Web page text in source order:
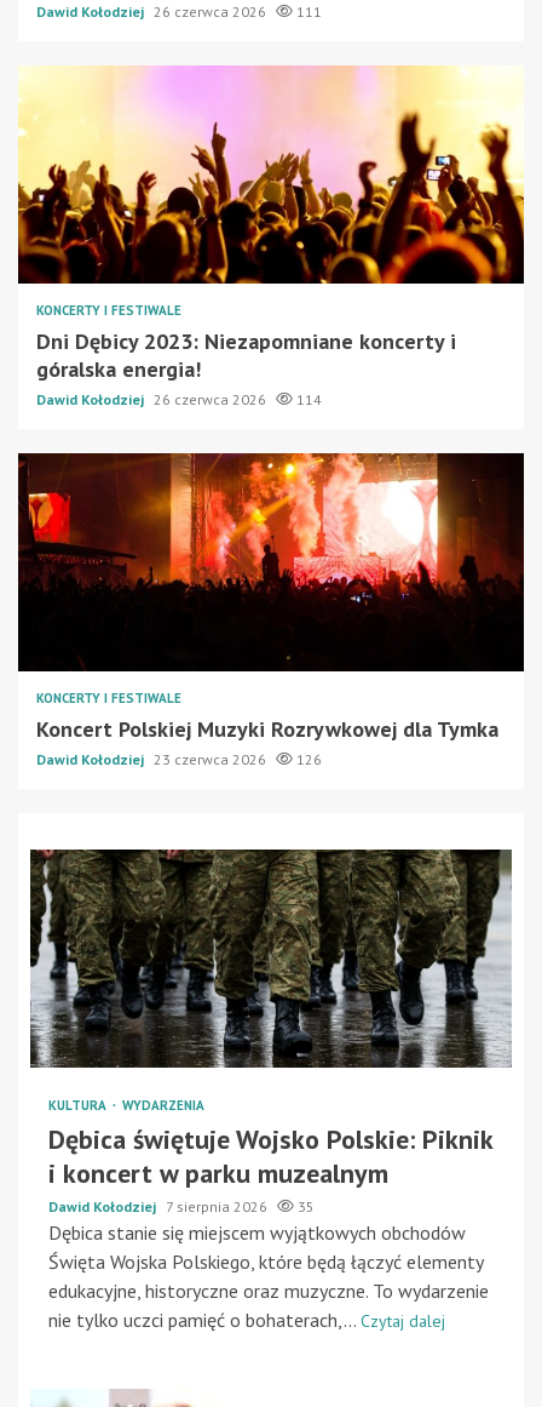
Dawid Kołodziej 26 czerwca 2026 111
KONCERTY I FESTIWALE
Dni Dębicy 2023: Niezapomniane koncerty i
góralska energia!
Dawid Kołodziej 26 czerwca 2026 114
KONCERTY I FESTIWALE
Koncert Polskiej Muzyki Rozrywkowej dla Tymka
Dawid Kołodziej 23 czerwca 2026 126
KULTURA WYDARZENIA
Dębica świętuje Wojsko Polskie: Piknik
i koncert w parku muzealnym
Dawid Kołodziej 7 sierpnia 2026 35
Dębica stanie się miejscem wyjątkowych obchodów
Święta Wojska Polskiego, które będą łączyć elementy
edukacyjne, historyczne oraz muzyczne. To wydarzenie
nie tylko uczci pamięć o bohaterach,... Czytaj dalej